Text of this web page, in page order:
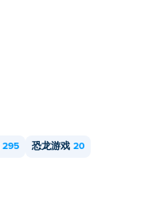
295 恐龙游戏 20